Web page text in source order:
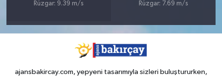
Rüzgar: 9.39 m/s
Rüzgar: 7.69 m/s
ajansbakircay.com, yepyeni tasarımıyla sizleri buluştururken,